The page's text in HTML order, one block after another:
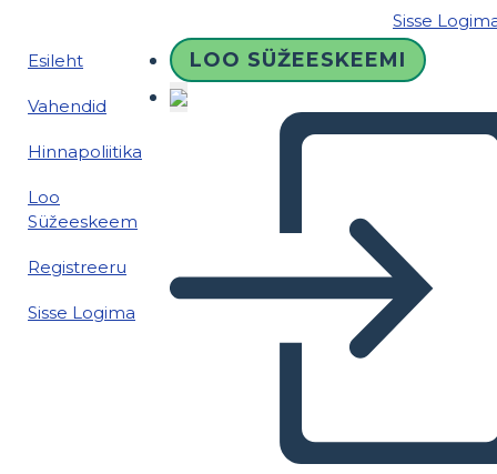
Sisse
Esileht
Vahendid
Hinnapoliitika
Loo
Süžeeskeem
Registreeru
Sisse Logima
LOO SÜŽEESKEEMI